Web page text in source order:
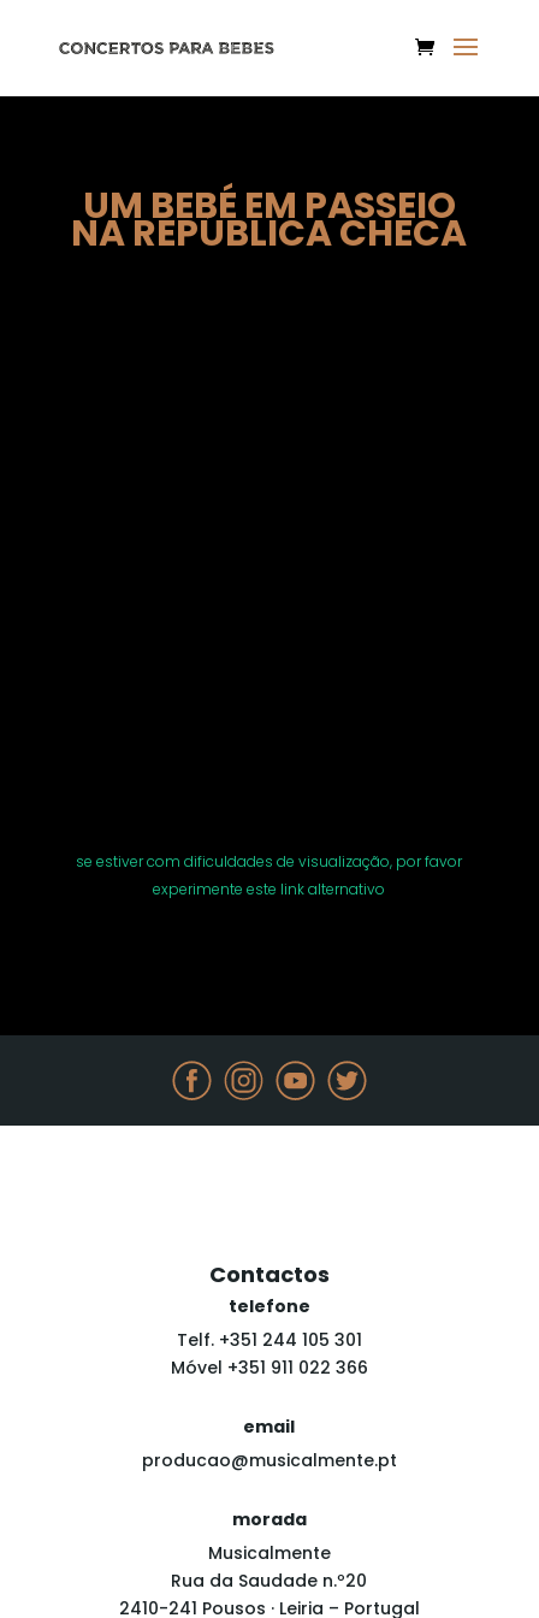
UM BEBÉ EM PASSEIO
NA REPÚBLICA CHECA
se estiver com dificuldades de visualização, por favor
experimente este link alternativo
Contactos
telefone
Telf. +351 244 105 301
Móvel +351 911 022 366
email
producao@musicalmente.pt
morada
Musicalmente
Rua da Saudade n.º20
2410-241 Pousos · Leiria – Portugal